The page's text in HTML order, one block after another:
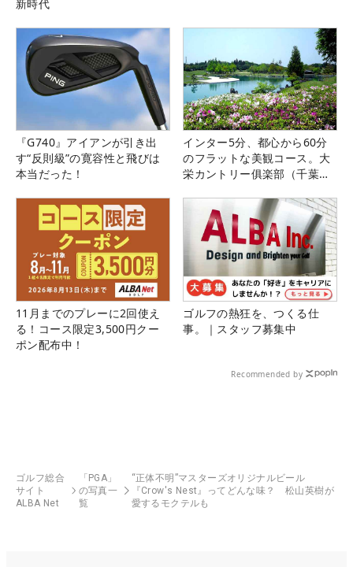
新時代
『G740』アイアンが引き出
す“反則級”の寛容性と飛びは
本当だった！
インター5分、都心から60分
のフラットな美観コース。大
栄カントリー俱楽部（千葉
11月までのプレーに2回使え
る！コース限定3,500円クー
ポン配布中！
ゴルフの熱狂を、つくる仕
事。｜スタッフ募集中
Recommended by
ゴルフ総合
サイト
ALBA Net
「PGA」
の写真一
覧
“正体不明”マスターズオリジナルビール
『Crow's Nest』ってどんな味？ 松山英樹が
愛するモクテルも